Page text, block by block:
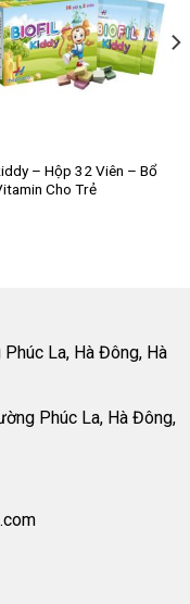
– Hộp 32 Viên – Bổ
Cho Trẻ
La, Hà Đông, Hà
Phúc La, Hà Đông,